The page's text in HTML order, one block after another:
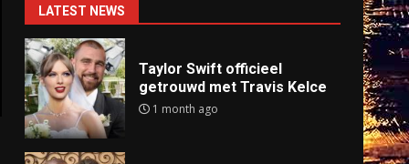
LATEST NEWS
Taylor Swift officieel
getrouwd met Travis Kelce
1 month ago